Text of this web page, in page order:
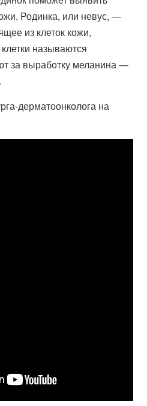
Родинка, или невус, —
из клеток кожи,
называются
за выработку меланина —
дерматоонколога на